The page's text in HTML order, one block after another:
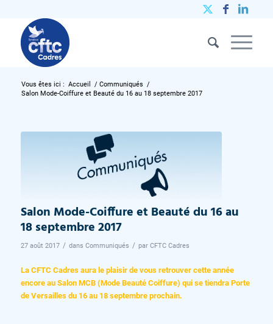
Vous êtes ici : Accueil / Communiqués /
Salon Mode-Coiffure et Beauté du 16 au 18 septembre 2017
Salon Mode-Coiffure et Beauté du 16 au
18 septembre 2017
27 août 2017 / dans Communiqués / par CFTC Cadres
La CFTC Cadres aura le plaisir de vous retrouver cette année
encore au Salon MCB (Mode Beauté Coiffure) qui se tiendra Porte
de Versailles du 16 au 18 septembre prochain.